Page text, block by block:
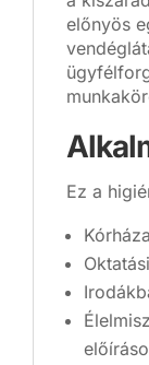
előnyös
Ez a